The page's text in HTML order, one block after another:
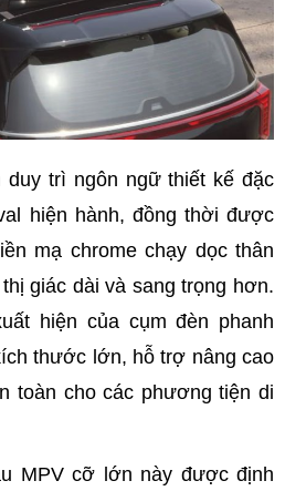
duy trì ngôn ngữ thiết kế đặc
hiện hành, đồng thời được
mạ chrome chạy dọc thân
giác dài và sang trọng hơn.
hiện của cụm đèn phanh
thước lớn, hỗ trợ nâng cao
toàn cho các phương tiện di
MPV cỡ lớn này được định